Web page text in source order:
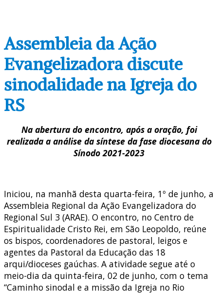
Assembleia da Ação
Evangelizadora discute
sinodalidade na Igreja do
RS
Na abertura do encontro, após a oração, foi
realizada a análise da síntese da fase diocesana do
Sínodo 2021-2023
Iniciou, na manhã desta quarta-feira, 1º de junho, a
Assembleia Regional da Ação Evangelizadora do
Regional Sul 3 (ARAE). O encontro, no Centro de
Espiritualidade Cristo Rei, em São Leopoldo, reúne
os bispos, coordenadores de pastoral, leigos e
agentes da Pastoral da Educação das 18
arqui/dioceses gaúchas. A atividade segue até o
meio-dia da quinta-feira, 02 de junho, com o tema
“Caminho sinodal e a missão da Igreja no Rio